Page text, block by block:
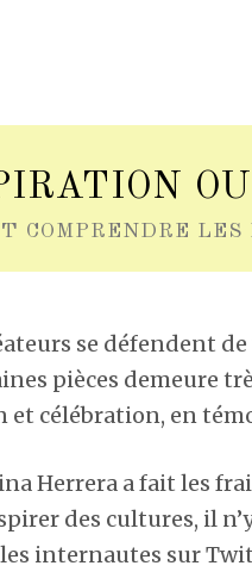
COMPRENDRE
se défendent
pièces demeure
célébration, en
Herrera a fait les
des cultures, il
internautes sur